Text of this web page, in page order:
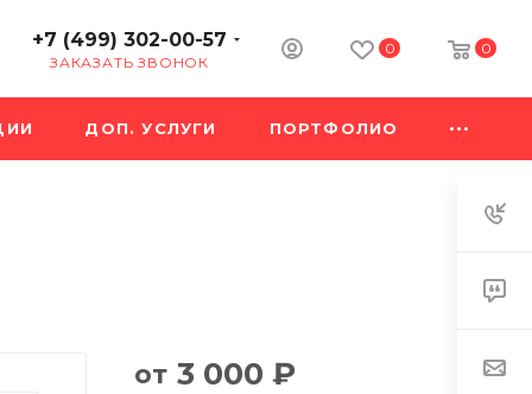
+7 (499) 302-00-57
ЗАКАЗАТЬ ЗВОНОК
0 0
ДОП. УСЛУГИ ПОРТФОЛИО
от 3 000 ₽